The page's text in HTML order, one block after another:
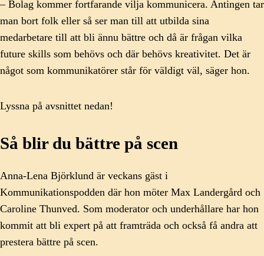
– Bolag kommer fortfarande vilja kommunicera. Antingen tar
man bort folk eller så ser man till att utbilda sina
medarbetare till att bli ännu bättre och då är frågan vilka
future skills som behövs och där behövs kreativitet. Det är
något som kommunikatörer står för väldigt väl, säger hon.
Lyssna på avsnittet nedan!
Så blir du bättre på scen
Anna-Lena Björklund är veckans gäst i
Kommunikationspodden där hon möter Max Landergård och
Caroline Thunved. Som moderator och underhållare har hon
kommit att bli expert på att framträda och också få andra att
prestera bättre på scen.